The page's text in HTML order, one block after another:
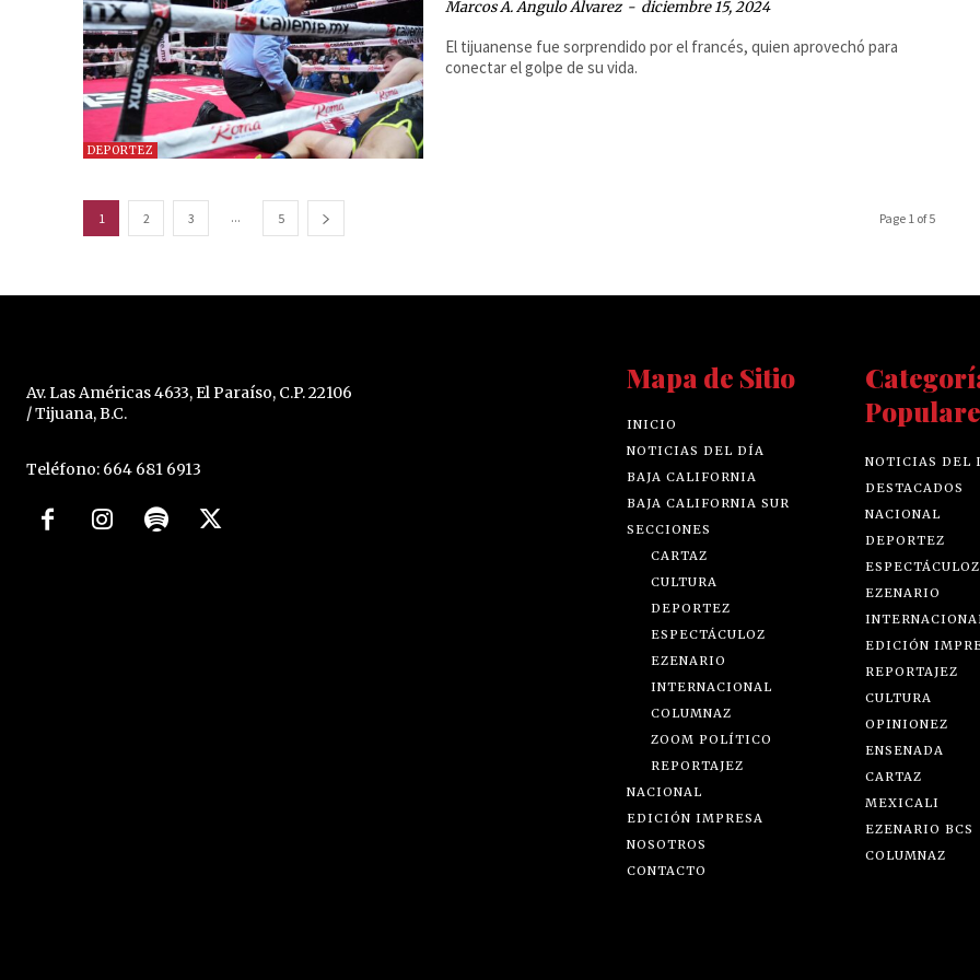
DEPORTEZ
Marcos A. Angulo Álvarez - diciembre 15, 2024
El tijuanense fue sorprendido por el francés, quien aprovechó para
conectar el golpe de su vida.
1 2 3 ... 5 Page 1 of 5
Av. Las Américas 4633, El Paraíso, C.P. 22106
/ Tijuana, B.C.
Teléfono: 664 681 6913
Mapa de Sitio
INICIO
NOTICIAS DEL DÍA
BAJA CALIFORNIA
BAJA CALIFORNIA SUR
SECCIONES
CARTAZ
CULTURA
DEPORTEZ
ESPECTÁCULOZ
EZENARIO
INTERNACIONAL
COLUMNAZ
ZOOM POLÍTICO
REPORTAJEZ
NACIONAL
EDICIÓN IMPRESA
NOSOTROS
CONTACTO
NOTICIAS DEL
DESTACADOS
NACIONAL
DEPORTEZ
ESPECTÁCULOZ
EZENARIO
EDICIÓN
REPORTAJEZ
CULTURA
OPINIONEZ
ENSENADA
CARTAZ
MEXICALI
EZENARIO BCS
COLUMNAZ